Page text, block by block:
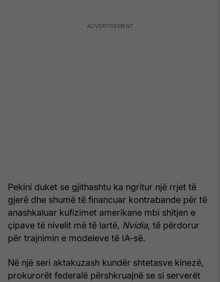
Pekini duket se gjithashtu ka ngritur një rrjet të
gjerë dhe shumë të financuar kontrabande për të
anashkaluar kufizimet amerikane mbi shitjen e
çipave të nivelit më të lartë, Nvidia, të përdorur
për trajnimin e modeleve të IA-së.
Në një seri aktakuzash kundër shtetasve kinezë,
prokurorët federalë përshkruajnë se si serverët